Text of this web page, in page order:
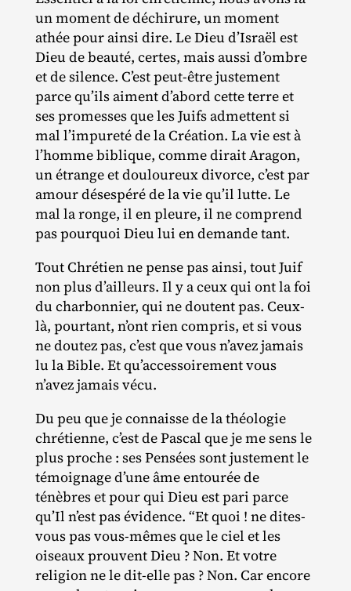
un moment de déchirure, un moment
athée pour ainsi dire. Le Dieu d’Israël est
Dieu de beauté, certes, mais aussi d’ombre
et de silence. C’est peut‐​être justement
parce qu’ils aiment d’abord cette terre et
ses promesses que les Juifs admettent si
mal l’impureté de la Création. La vie est à
l’homme biblique, comme dirait Aragon,
un étrange et douloureux divorce, c’est par
amour désespéré de la vie qu’il lutte. Le
mal la ronge, il en pleure, il ne comprend
pas pourquoi Dieu lui en demande tant.
Tout Chrétien ne pense pas ainsi, tout Juif
non plus d’ailleurs. Il y a ceux qui ont la foi
du charbonnier, qui ne doutent pas. Ceux‐​
là, pourtant, n’ont rien compris, et si vous
ne doutez pas, c’est que vous n’avez jamais
lu la Bible. Et qu’accessoirement vous
n’avez jamais vécu.
Du peu que je connaisse de la théologie
chrétienne, c’est de Pascal que je me sens le
plus proche : ses Pensées sont justement le
témoignage d’une âme entourée de
ténèbres et pour qui Dieu est pari parce
qu’Il n’est pas évidence. “Et quoi ! ne dites‐​
vous pas vous‐​mêmes que le ciel et les
oiseaux prouvent Dieu ? Non. Et votre
religion ne le dit‐​elle pas ? Non. Car encore